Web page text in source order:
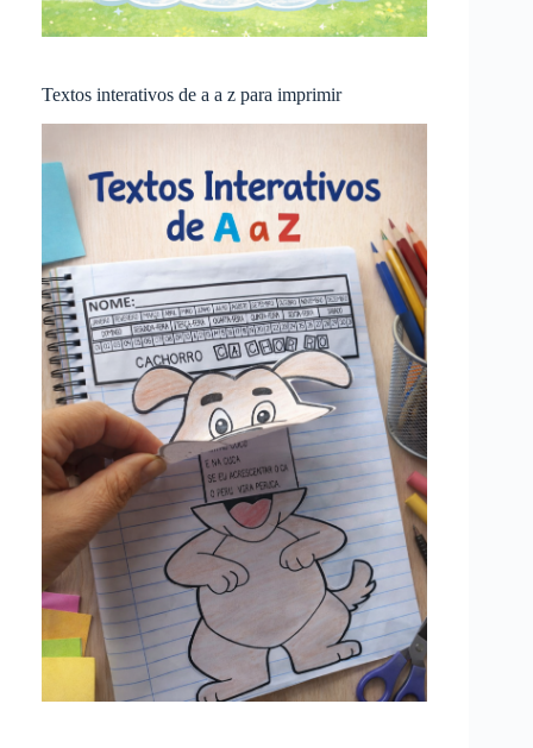
Textos interativos de a a z para imprimir